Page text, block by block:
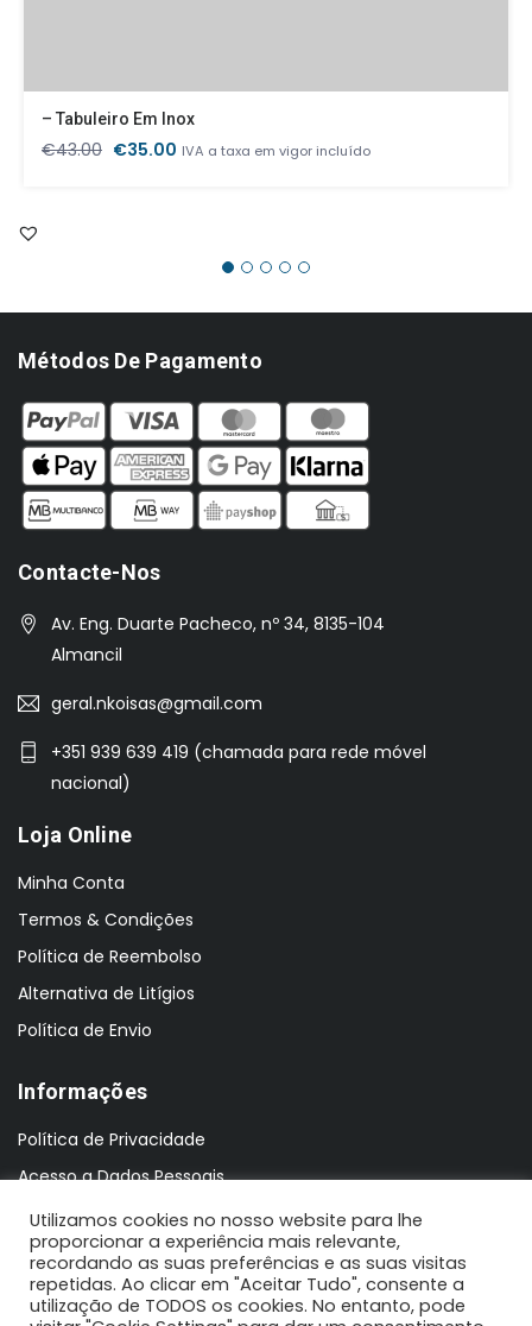
– Tabuleiro Em Inox
€43.00 O
€35.00 O
IVA a taxa em vigor incluído
Métodos De Pagamento
Contacte-Nos
Av. Eng. Duarte Pacheco, nº 34, 8135-104
Almancil
geral.nkoisas@gmail.com
+351 939 639 419 (chamada para rede móvel
nacional)
Loja Online
Minha Conta
Termos & Condições
Política de Reembolso
Alternativa de Litígios
Política de Envio
Informações
Política de Privacidade
Acesso a Dados Pessoais
Utilizamos cookies no nosso website para lhe
proporcionar a experiência mais relevante,
recordando as suas preferências e as suas visitas
repetidas. Ao clicar em "Aceitar Tudo", consente a
utilização de TODOS os cookies. No entanto, pode